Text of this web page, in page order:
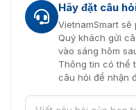
Hãy đặt câu
VietnamSmart sẽ
Quý khách gửi
vào sáng hôm
Thông tin có thể
câu hỏi để nhận